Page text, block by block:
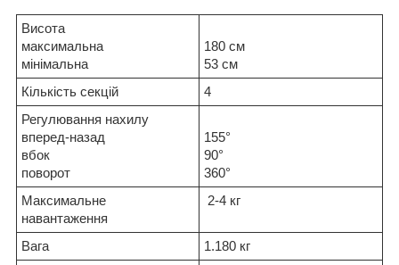
Висота
максимальна
мінімальна
180 см
53 см
Кількість секцій
4
Регулювання нахилу
вперед-назад
вбок
поворот
155°
90°
360°
Максимальне
навантаження
2-4 кг
Вага
1.180 кг